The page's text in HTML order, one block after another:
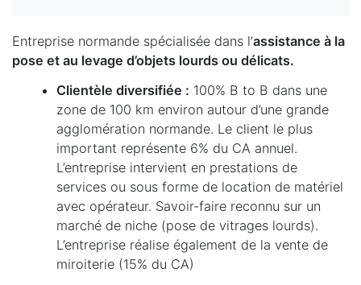
Entreprise normande spécialisée dans l’assistance à la
pose et au levage d’objets lourds ou délicats.
Clientèle diversifiée : 100% B to B dans une
zone de 100 km environ autour d’une grande
agglomération normande. Le client le plus
important représente 6% du CA annuel.
L’entreprise intervient en prestations de
services ou sous forme de location de matériel
avec opérateur. Savoir-faire reconnu sur un
marché de niche (pose de vitrages lourds).
L’entreprise réalise également de la vente de
miroiterie (15% du CA)